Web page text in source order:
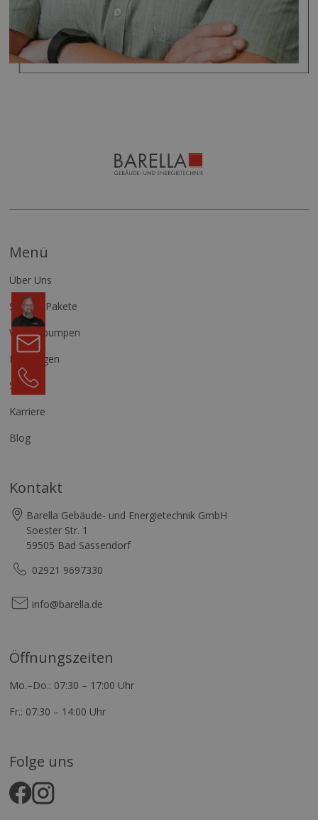
Komm
in
Team
Kontakt
+49
Menü
Über Uns
Service-Pakete
Wärmepumpen
Leistungen
Service
Karriere
Blog
Kontakt
Barella Gebäude- und Energietechnik GmbH
Soester Str. 1
59505 Bad Sassendorf
02921 9697330
info@barella.de
Öffnungszeiten
Mo.–Do.: 07:30 – 17:00 Uhr
Fr.: 07:30 – 14:00 Uhr
Folge uns